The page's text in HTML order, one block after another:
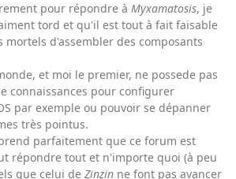
pour répondre à Myxamatosis, je
tord et qu'il est tout à fait faisable
mortels d'assembler des composants
et moi le premier, ne possede pas
connaissances pour configurer
par exemple ou pouvoir se dépanner
très pointus.
parfaitement que ce forum est
répondre tout et n'importe quoi (à peu
que celui de Zinzin ne font pas avancer